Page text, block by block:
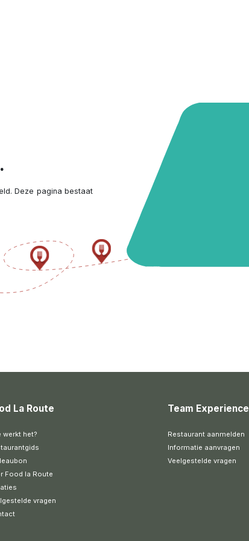
Deze pagina bestaat
La Route
werkt het?
Food la Route
vragen
Team Experience
Restaurant aanmelden
Informatie aanvragen
Veelgestelde vragen